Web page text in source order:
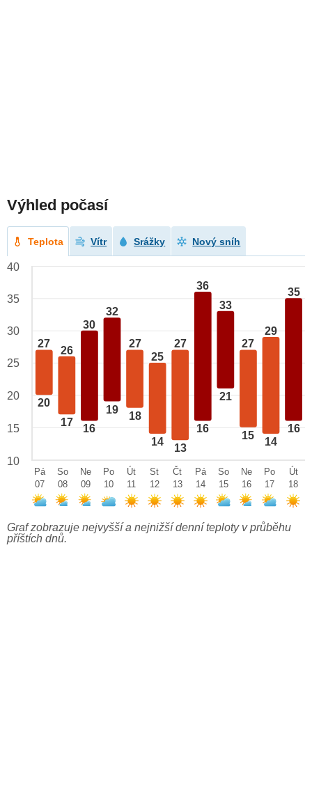
Výhled počasí
Teplota Vítr Srážky Nový sníh
27
20
26
17
30
16
32
19
27
18
25
14
27
13
36
16
33
21
27
15
29
14
35
16
40
35
30
25
20
15
10
Pá
07
So
08
Ne
09
Po
10
Út
11
St
12
Čt
13
Pá
14
So
15
Ne
16
Po
17
Út
18
Graf zobrazuje nejvyšší a nejnižší denní teploty v průběhu
příštích dnů.